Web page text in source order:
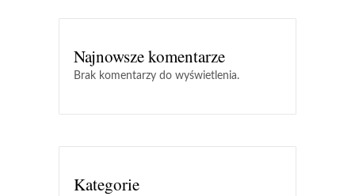
Najnowsze komentarze
Brak komentarzy do wyświetlenia.
Kategorie